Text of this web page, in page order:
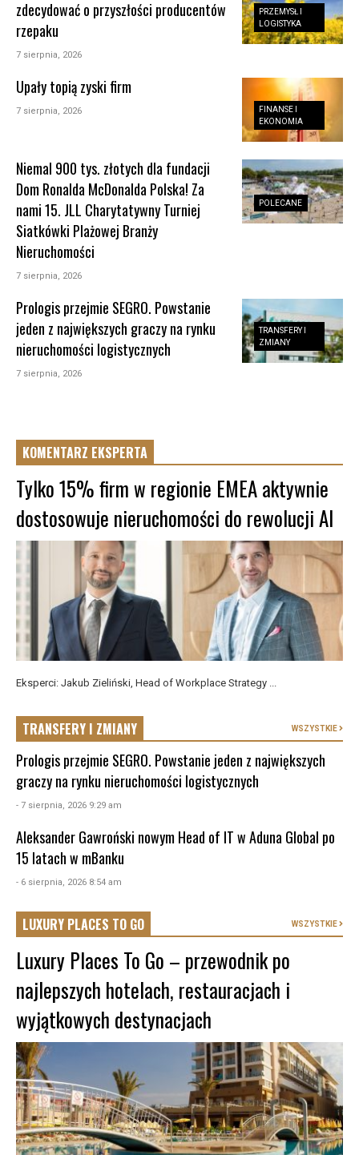
PRZEMYSŁ I
LOGISTYKA
zdecydować o przyszłości producentów
rzepaku
7 sierpnia, 2026
FINANSE I
EKONOMIA
Upały topią zyski firm
7 sierpnia, 2026
POLECANE
Niemal 900 tys. złotych dla fundacji
Dom Ronalda McDonalda Polska! Za
nami 15. JLL Charytatywny Turniej
Siatkówki Plażowej Branży
Nieruchomości
7 sierpnia, 2026
TRANSFERY I
ZMIANY
Prologis przejmie SEGRO. Powstanie
jeden z największych graczy na rynku
nieruchomości logistycznych
7 sierpnia, 2026
KOMENTARZ EKSPERTA
Tylko 15% firm w regionie EMEA aktywnie
dostosowuje nieruchomości do rewolucji AI
Eksperci: Jakub Zieliński, Head of Workplace Strategy ...
TRANSFERY I ZMIANY WSZYSTKIE
Prologis przejmie SEGRO. Powstanie jeden z największych
graczy na rynku nieruchomości logistycznych
- 7 sierpnia, 2026 9:29 am
Aleksander Gawroński nowym Head of IT w Aduna Global po
15 latach w mBanku
- 6 sierpnia, 2026 8:54 am
LUXURY PLACES TO GO WSZYSTKIE
Luxury Places To Go – przewodnik po
najlepszych hotelach, restauracjach i
wyjątkowych destynacjach